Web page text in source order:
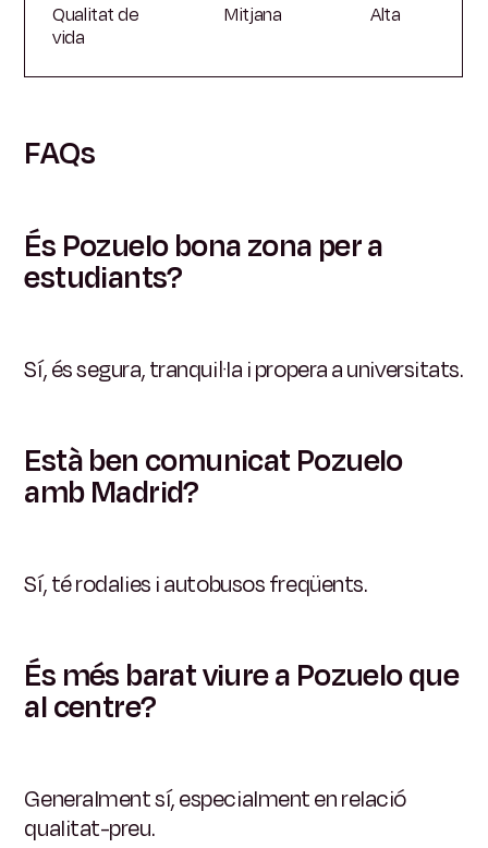
Qualitat de
vida
Mitjana Alta
FAQs
És Pozuelo bona zona per a
estudiants?
Sí, és segura, tranquil·la i propera a universitats.
Està ben comunicat Pozuelo
amb Madrid?
Sí, té rodalies i autobusos freqüents.
És més barat viure a Pozuelo que
al centre?
Generalment sí, especialment en relació
qualitat-preu.